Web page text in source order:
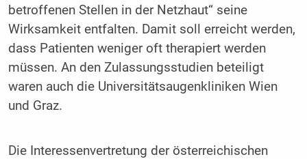
betroffenen Stellen in der Netzhaut“ seine
Wirksamkeit entfalten. Damit soll erreicht werden,
dass Patienten weniger oft therapiert werden
müssen. An den Zulassungsstudien beteiligt
waren auch die Universitätsaugenkliniken Wien
und Graz.
Die Interessenvertretung der österreichischen